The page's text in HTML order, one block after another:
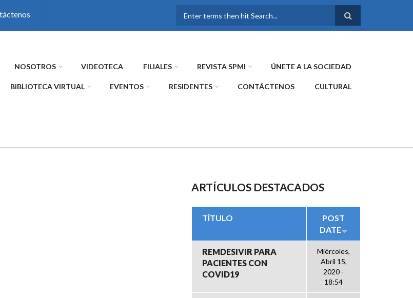
FORMULARIO DE
NOSOTROS VIDEOTECA FILIALES REVISTA SPMI ÚNETE A LA SOCIEDAD
BIBLIOTECA VIRTUAL EVENTOS RESIDENTES CONTÁCTENOS CULTURAL
ARTÍCULOS DESTACADOS
TÍTULO
POST
DATE
REMDESIVIR PARA
PACIENTES CON
COVID19
Miércoles,
Abril 15,
2020 -
18:54